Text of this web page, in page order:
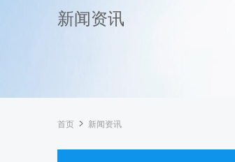
新闻资讯
首页  新闻资讯